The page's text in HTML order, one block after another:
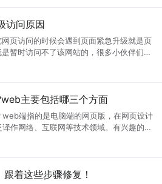
动的升级的，如果手机不会自动升级的
需要访问的页面。 页面访问升级出
现象出现： 1.你的网速过慢，网页代
致不完整，当然就错误了。请刷新。 2.
，请右键点击桌面IE浏览器，选择属
件这个按钮，选择全部删除，并且点击删
览器完毕，导致错误。 你可以多刷新，或
(前提是这个网站是个大网站，不会出现
版本，会出现一点小问题..请不用担
在升级，升级也是为了更好的保证用户访
这种情况发生在文件太大或处理速度太慢
果代理服务器在尝试访问网站时无法从上游
生成502错误代码。 502错误代码通常
衡器等设备导致的，而不是由您的计算机
只能为自己的网络连接做些有限的调整，
完整 当请求通过代理服务器到达上游服
应故障。这可能是因为服务器正在忙于处理
成了响应不完整。如果代理服务器无法从
错误。如果代理服务器或网关未得到正确
服务器获取响应。 3、网络连接问题
访问原因
访问的时候会遇到页面紧急升级就是页
暂时访问不了该网站的，很多小伙伴们搞
，也不知道网页升级访问原因?其实这种
页升级访问是什么意思? 所谓的网页
网页使用过程中会出现各种问题的，网页建
的流畅度，让大家后续访问过程中更加顺
1、 每个网站的站长都是希望把自己
量高了以后网站的后台服务器可能无法接
间后，由于网络技术的发展以及网络服
主要包括哪三个方面
端指的是电脑端的网页版，在网页设计
作网络、互联网等技术领域。有兴趣的小
下。 web端指的是什么意思？ “Web
括网页应用、在线商店、社交媒体平台、
着这些步骤修复！